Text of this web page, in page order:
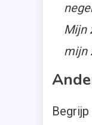
Mijn
mijn